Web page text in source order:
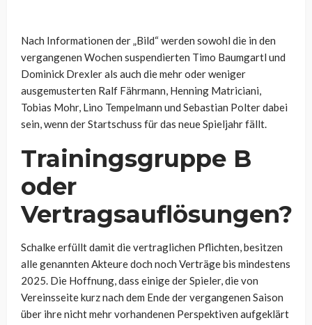
Nach Informationen der „Bild“ werden sowohl die in den
vergangenen Wochen suspendierten Timo Baumgartl und
Dominick Drexler als auch die mehr oder weniger
ausgemusterten Ralf Fährmann, Henning Matriciani,
Tobias Mohr, Lino Tempelmann und Sebastian Polter dabei
sein, wenn der Startschuss für das neue Spieljahr fällt.
Trainingsgruppe B
oder
Vertragsauflösungen?
Schalke erfüllt damit die vertraglichen Pflichten, besitzen
alle genannten Akteure doch noch Verträge bis mindestens
2025. Die Hoffnung, dass einige der Spieler, die von
Vereinsseite kurz nach dem Ende der vergangenen Saison
über ihre nicht mehr vorhandenen Perspektiven aufgeklärt